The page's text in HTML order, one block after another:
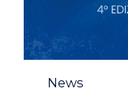
Category
News